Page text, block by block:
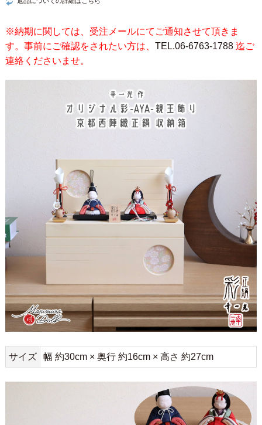
※納期に関しては、受注メールにてご通知させて頂きま
す。事前にご確認をされたい方は、 TEL.06-6763-1788迄ご
連絡くださいませ。
サイズ 幅 約30cm × 奥行 約16cm × 高さ 約27cm